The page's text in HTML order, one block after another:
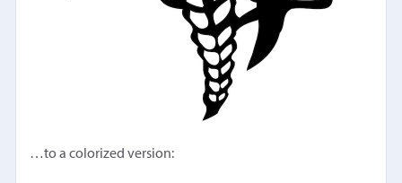
…to a colorized version: